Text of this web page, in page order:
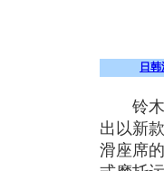
日
铃木日
出以新
滑座席